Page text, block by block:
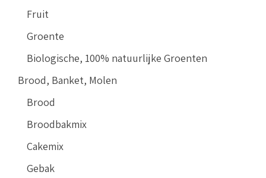
Fruit
Groente
Biologische, 100% natuurlijke Groenten
Brood, Banket, Molen
Brood
Broodbakmix
Cakemix
Gebak